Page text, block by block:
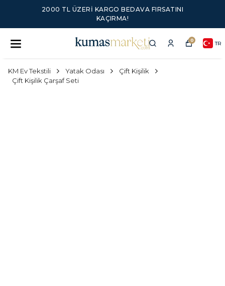
2000 TL ÜZERI KARGO BEDAVA FIRSATINI
KAÇIRMA!
0 TR
KM Ev Tekstili Yatak Odası
Çift Kişilik
Çift Kişilik Çarşaf Seti